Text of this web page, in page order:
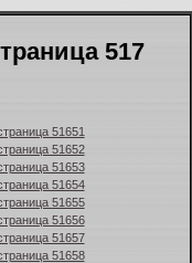
517
51651
51652
51653
51654
51655
51656
51657
51658